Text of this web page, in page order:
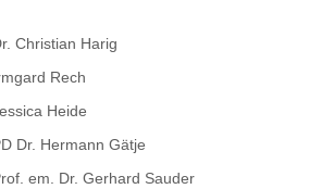
Christian Harig
Rech
Heide
Dr. Hermann Gätje
em. Dr. Gerhard Sauder